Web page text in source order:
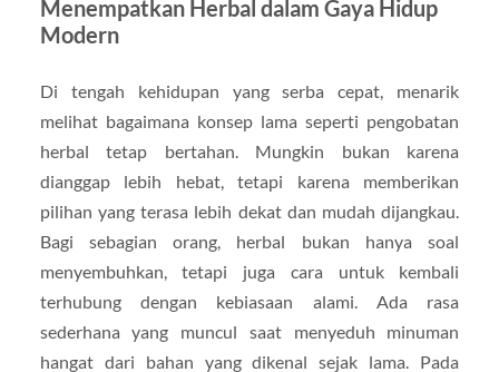
Menempatkan Herbal dalam Gaya Hidup
Modern
Di tengah kehidupan yang serba cepat, menarik
melihat bagaimana konsep lama seperti pengobatan
herbal tetap bertahan. Mungkin bukan karena
dianggap lebih hebat, tetapi karena memberikan
pilihan yang terasa lebih dekat dan mudah dijangkau.
Bagi sebagian orang, herbal bukan hanya soal
menyembuhkan, tetapi juga cara untuk kembali
terhubung dengan kebiasaan alami. Ada rasa
sederhana yang muncul saat menyeduh minuman
hangat dari bahan yang dikenal sejak lama. Pada